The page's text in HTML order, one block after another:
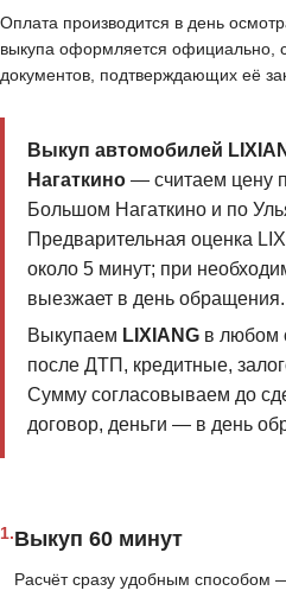
Оплата производится в день
выкупа оформляется официально,
документов, подтверждающих её
Выкуп автомобилей
Нагаткино— считаем цену
Большом Нагаткино и по
Предварительная оценка
около 5 минут; при
выезжает в день обращения.
Выкупаем LIXIANGв любом
после ДТП, кредитные,
Сумму согласовываем до
договор, деньги — в день
1.Выкуп 60 минут
Расчёт сразу удобным способом